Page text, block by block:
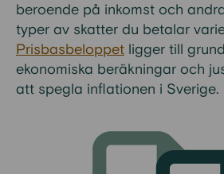
beroende på inkomst och
typer av skatter du betalar
Prisbasbeloppet ligger till
ekonomiska beräkningar och
att spegla inflationen i Sverige.